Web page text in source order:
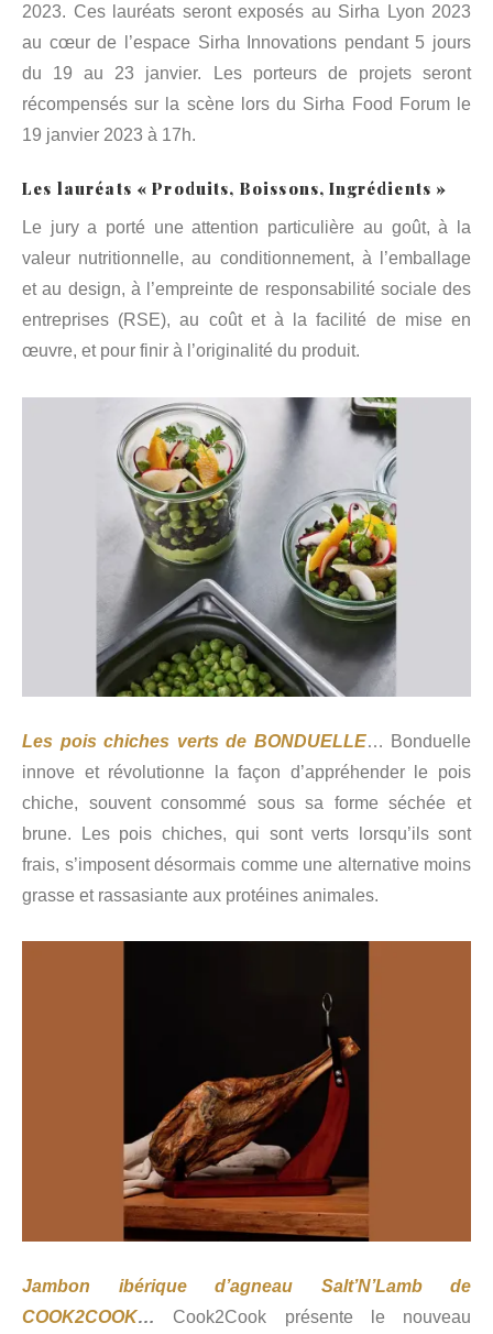
2023. Ces lauréats seront exposés au Sirha Lyon 2023
au cœur de l’espace Sirha Innovations pendant 5 jours
du 19 au 23 janvier. Les porteurs de projets seront
récompensés sur la scène lors du Sirha Food Forum le
19 janvier 2023 à 17h.
Les lauréats « Produits, Boissons, Ingrédients »
Le jury a porté une attention particulière au goût, à la
valeur nutritionnelle, au conditionnement, à l’emballage
et au design, à l’empreinte de responsabilité sociale des
entreprises (RSE), au coût et à la facilité de mise en
œuvre, et pour finir à l’originalité du produit.
Les pois chiches verts de BONDUELLE… Bonduelle
innove et révolutionne la façon d’appréhender le pois
chiche, souvent consommé sous sa forme séchée et
brune. Les pois chiches, qui sont verts lorsqu’ils sont
frais, s’imposent désormais comme une alternative moins
grasse et rassasiante aux protéines animales.
Jambon ibérique d’agneau Salt’N’Lamb de
COOK2COOK…
Cook2Cook présente le nouveau